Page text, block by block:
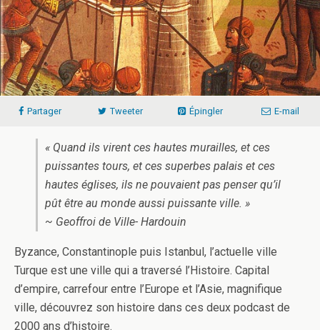
Partager Tweeter Épingler E-mail
« Quand ils virent ces hautes murailles, et ces
puissantes tours, et ces superbes palais et ces
hautes églises, ils ne pouvaient pas penser qu’il
pût être au monde aussi puissante ville. »
~ Geoffroi de Ville- Hardouin
Byzance, Constantinople puis Istanbul, l’actuelle ville
Turque est une ville qui a traversé l’Histoire. Capital
d’empire, carrefour entre l’Europe et l’Asie, magnifique
ville, découvrez son histoire dans ces deux podcast de
2000 ans d’histoire.